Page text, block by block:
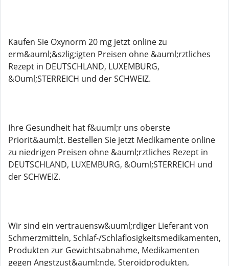
Kaufen Sie Oxynorm 20 mg jetzt online zu
erm&auml;&szlig;igten Preisen ohne &auml;rztliches
Rezept in DEUTSCHLAND, LUXEMBURG,
&Ouml;STERREICH und der SCHWEIZ.
Ihre Gesundheit hat f&uuml;r uns oberste
Priorit&auml;t. Bestellen Sie jetzt Medikamente online
zu niedrigen Preisen ohne &auml;rztliches Rezept in
DEUTSCHLAND, LUXEMBURG, &Ouml;STERREICH und
der SCHWEIZ.
Wir sind ein vertrauensw&uuml;rdiger Lieferant von
Schmerzmitteln, Schlaf-/Schlaflosigkeitsmedikamenten,
Produkten zur Gewichtsabnahme, Medikamenten
gegen Angstzust&auml;nde, Steroidprodukten,